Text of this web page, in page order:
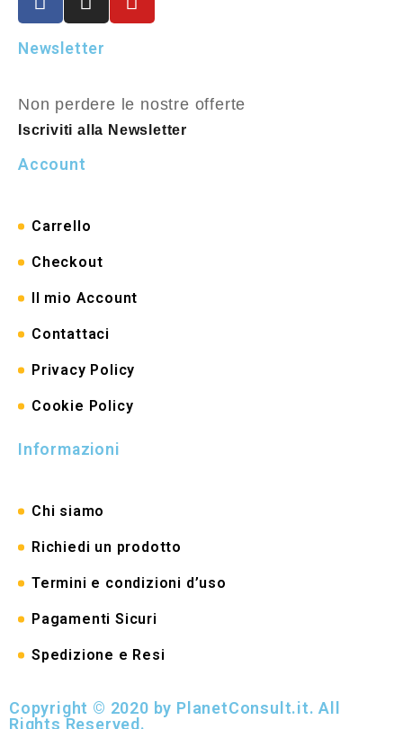
Newsletter
Non perdere le nostre offerte
Iscriviti alla Newsletter
Account
Carrello
Checkout
Il mio Account
Contattaci
Privacy Policy
Cookie Policy
Informazioni
Chi siamo
Richiedi un prodotto
Termini e condizioni d’uso
Pagamenti Sicuri
Spedizione e Resi
Copyright © 2020 by PlanetConsult.it. All
Rights Reserved.